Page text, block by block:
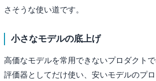
さそうな使い道です。
小さなモデルの底上げ
高価なモデルを常用できないプロダクト
評価器としてだけ使い、安いモデルのプ